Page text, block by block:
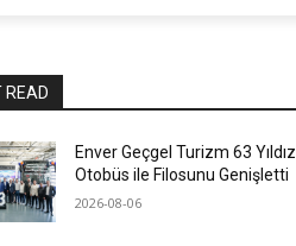
READ
Enver Geçgel Turizm 63 Yıldız
Otobüs ile Filosunu Genişletti
2026-08-06